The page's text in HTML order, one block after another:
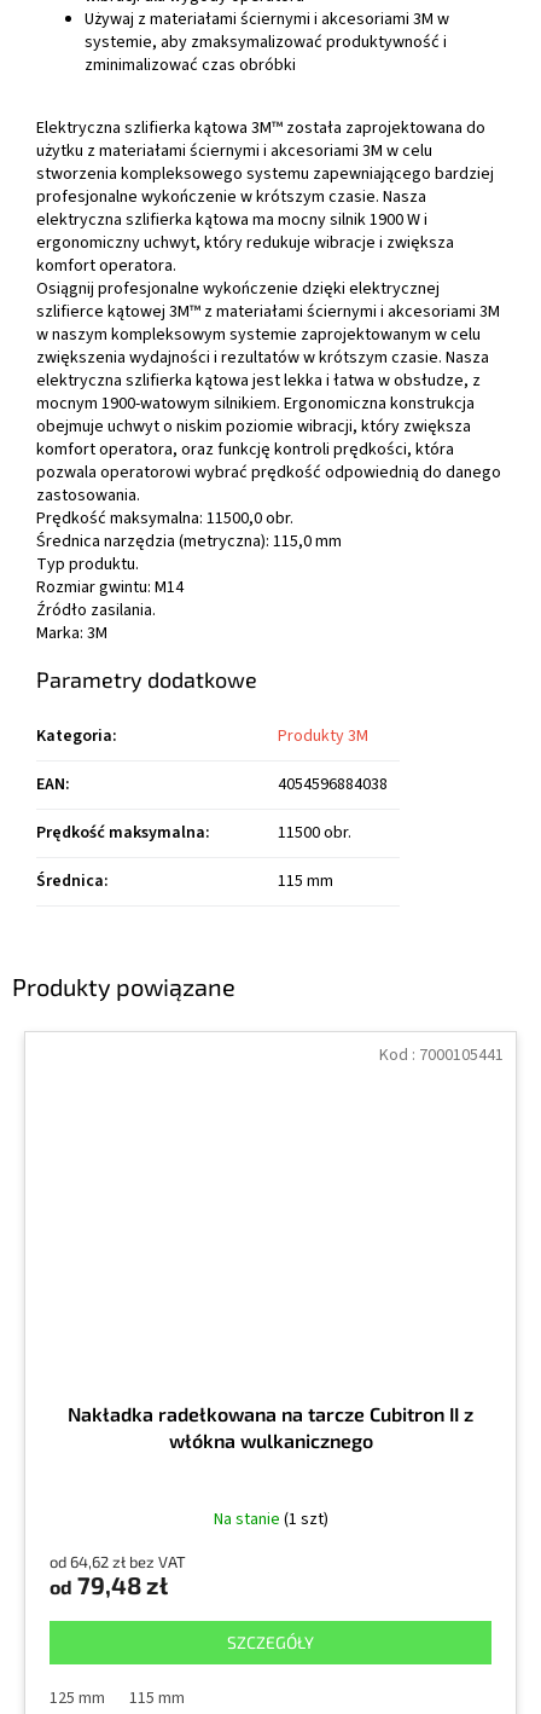
Produkty powiązane
Nakładka radełkowana na tarcze Cubitron II z
włókna wulkanicznego
Na stanie (1 szt)
od 64,62 zł bez VAT
od 79,48 zł
SZCZEGÓŁY
125 mm 115 mm
Kod : 7000105441
Używaj z materiałami ściernymi i akcesoriami 3M w
systemie, aby zmaksymalizować produktywność i
zminimalizować czas obróbki
Elektryczna szlifierka kątowa 3M™ została zaprojektowana do
użytku z materiałami ściernymi i akcesoriami 3M w celu
stworzenia kompleksowego systemu zapewniającego bardziej
profesjonalne wykończenie w krótszym czasie. Nasza
elektryczna szlifierka kątowa ma mocny silnik 1900 W i
ergonomiczny uchwyt, który redukuje wibracje i zwiększa
komfort operatora.
Osiągnij profesjonalne wykończenie dzięki elektrycznej
szlifierce kątowej 3M™ z materiałami ściernymi i akcesoriami 3M
w naszym kompleksowym systemie zaprojektowanym w celu
zwiększenia wydajności i rezultatów w krótszym czasie. Nasza
elektryczna szlifierka kątowa jest lekka i łatwa w obsłudze, z
mocnym 1900-watowym silnikiem. Ergonomiczna konstrukcja
obejmuje uchwyt o niskim poziomie wibracji, który zwiększa
komfort operatora, oraz funkcję kontroli prędkości, która
pozwala operatorowi wybrać prędkość odpowiednią do danego
zastosowania.
Prędkość maksymalna: 11500,0 obr.
Średnica narzędzia (metryczna): 115,0 mm
Typ produktu.
Rozmiar gwintu: M14
Źródło zasilania.
Marka: 3M
Parametry dodatkowe
Kategoria:
Produkty 3M
EAN:
4054596884038
Prędkość maksymalna:
11500 obr.
Średnica: 115 mm